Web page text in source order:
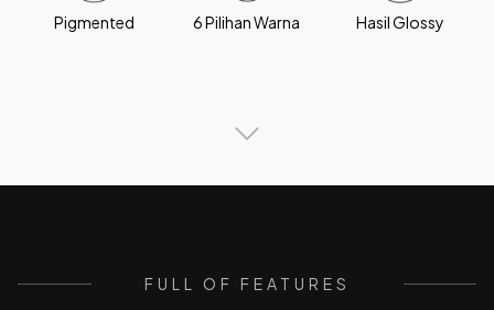
Pigmented 6 Pilihan Warna Hasil Glossy
FULL OF FEATURES